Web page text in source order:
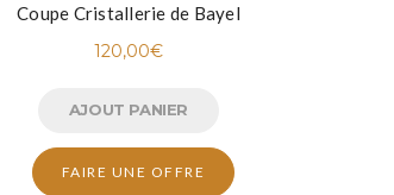
Coupe Cristallerie de Bayel
120,00€
AJOUT PANIER
FAIRE UNE OFFRE